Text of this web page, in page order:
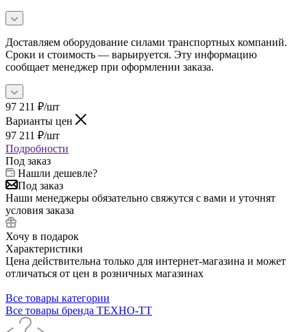
Доставляем оборудование силами транспортных компаний.
Сроки и стоимость — варьируется. Эту информацию
сообщает менеджер при оформлении заказа.
97 211 ₽/шт
Варианты цен
97 211 ₽/шт
Подробности
Под заказ
Нашли дешевле?
Под заказ
Наши менеджеры обязательно свяжутся с вами и уточнят
условия заказа
Хочу в подарок
Характеристики
Цена действительна только для интернет-магазина и может
отличаться от цен в розничных магазинах
Все товары категории
Все товары бренда ТЕХНО-ТТ